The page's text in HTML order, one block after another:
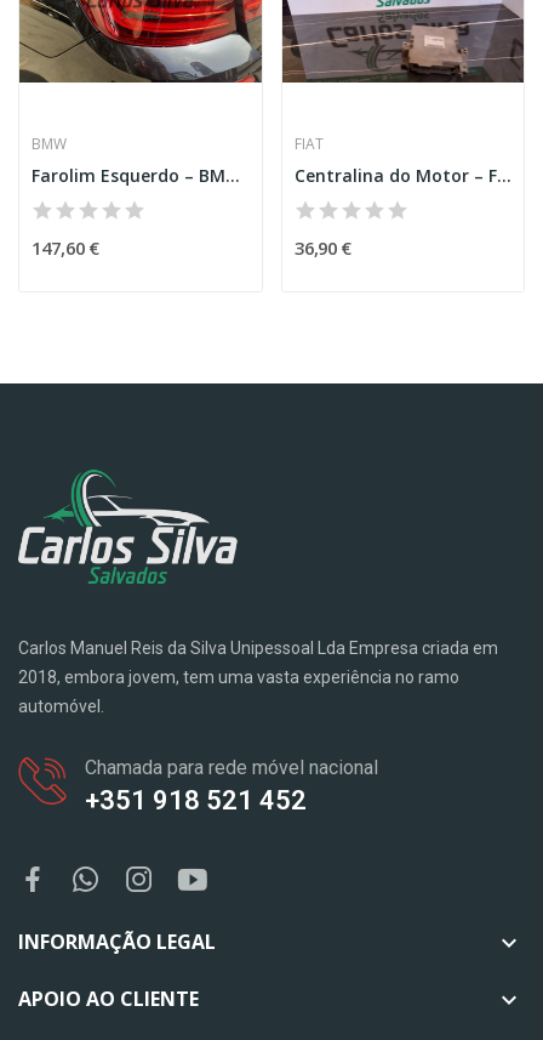
BMW
Farolim Esquerdo – BMW 5 (F10)
147,60 €
FIAT
Centralina do Motor – FIAT PUNTO (176_)
36,90 €
Carlos Manuel Reis da Silva Unipessoal Lda Empresa criada em
2018, embora jovem, tem uma vasta experiência no ramo
automóvel.
Chamada para rede móvel nacional
+351 918 521 452
INFORMAÇÃO LEGAL 
APOIO AO CLIENTE 